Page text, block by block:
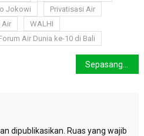
Jokowi
Privatisasi Air
Air
WALHI
Air Dunia ke-10 di Bali
dipublikasikan. Ruas yang wajib